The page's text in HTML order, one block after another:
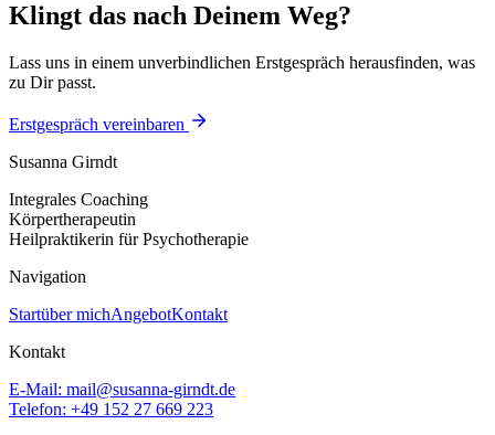
Klingt das nach Deinem Weg?
Lass uns in einem unverbindlichen Erstgespräch herausfinden, was
zu Dir passt.
Erstgespräch vereinbaren
Susanna Girndt
Integrales Coaching
Körpertherapeutin
Heilpraktikerin für Psychotherapie
Navigation
Startüber michAngebotKontakt
Kontakt
E-Mail: mail@susanna-girndt.de
Telefon: +49 152 27 669 223